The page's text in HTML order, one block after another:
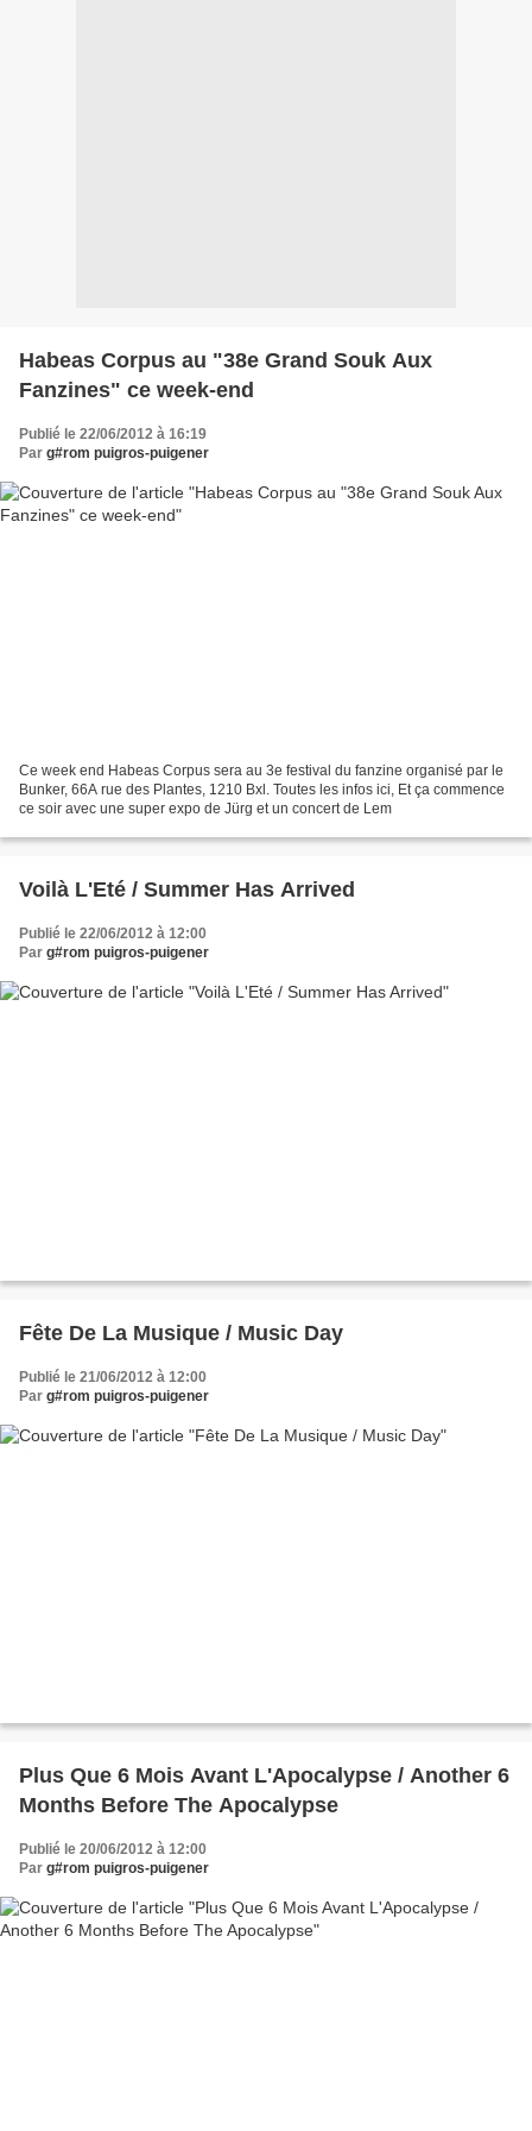
Habeas Corpus au "38e Grand Souk Aux
Fanzines" ce week-end
Publié le 22/06/2012 à 16:19
Par g#rom puigros-puigener
Ce week end Habeas Corpus sera au 3e festival du fanzine organisé par le
Bunker, 66A rue des Plantes, 1210 Bxl. Toutes les infos ici, Et ça commence
ce soir avec une super expo de Jürg et un concert de Lem
Voilà L'Eté / Summer Has Arrived
Publié le 22/06/2012 à 12:00
Par g#rom puigros-puigener
Fête De La Musique / Music Day
Publié le 21/06/2012 à 12:00
Par g#rom puigros-puigener
Plus Que 6 Mois Avant L'Apocalypse / Another 6
Months Before The Apocalypse
Publié le 20/06/2012 à 12:00
Par g#rom puigros-puigener